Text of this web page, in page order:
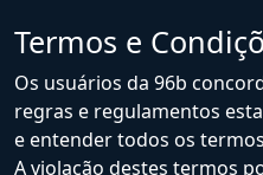
Termos e
Os usuários da 96b
regras e regulamentos
e entender todos os
A violação destes termos